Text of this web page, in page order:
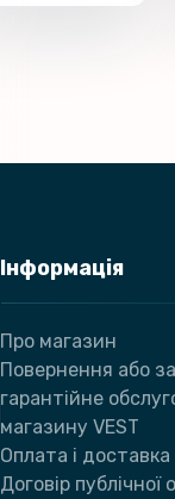
Інформація
Про магазин
Повернення або
гарантійне
магазину VEST
Оплата і доставка
Договір публічної